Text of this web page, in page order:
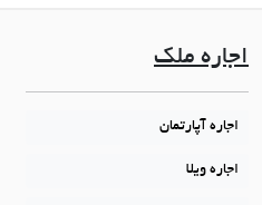
اجاره ملک
اجاره آپارتمان
اجاره ویلا